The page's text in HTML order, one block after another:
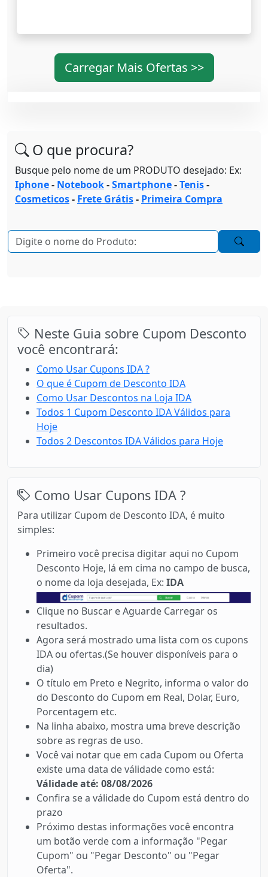
Carregar Mais Ofertas >>
O que procura?
Busque pelo nome de um PRODUTO desejado: Ex:
Iphone- Notebook-Smartphone-Tenis-
Cosmeticos- Frete Grátis- Primeira Compra
Neste Guia sobre Cupom Desconto
você encontrará:
Como Usar Cupons IDA ?
O que é Cupom de Desconto IDA
Como Usar Descontos na Loja IDA
Todos 1 Cupom Desconto IDA Válidos para
Hoje
Todos 2 Descontos IDA Válidos para Hoje
Como Usar Cupons IDA ?
Para utilizar Cupom de Desconto IDA, é muito
simples:
Primeiro você precisa digitar aqui no Cupom
Desconto Hoje, lá em cima no campo de busca,
o nome da loja desejada, Ex: IDA
Clique no Buscar e Aguarde Carregar os
resultados.
Agora será mostrado uma lista com os cupons
IDA ou ofertas.(Se houver disponíveis para o
dia)
O título em Preto e Negrito, informa o valor do
do Desconto do Cupom em Real, Dolar, Euro,
Porcentagem etc.
Na linha abaixo, mostra uma breve descrição
sobre as regras de uso.
Você vai notar que em cada Cupom ou Oferta
existe uma data de válidade como está:
Válidade até: 08/08/2026
Confira se a válidade do Cupom está dentro do
prazo
Próximo destas informações você encontra
um botão verde com a informação "Pegar
Cupom" ou "Pegar Desconto" ou "Pegar
Oferta".